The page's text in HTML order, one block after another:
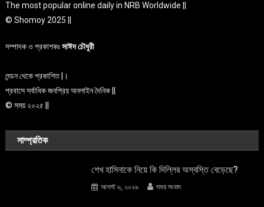
The most popular online daily in NRB Worldwide ||
© Shomoy 2025 ||
সম্পাদক ও প্রকাশকঃসাঈদ চৌধুরী
লন্ডন থেকে প্রকাশিত |।
প্রবাসে সর্বাধিক জনপ্রিয় অনলাইন দৈনিক ||
© সময় ২০২৫ ||
সাম্প্রতিক
শেখ হাসিনাকে নিয়ে কি দিল্লির অস্বস্তি বেড়েছে?
আগস্ট ৬, ২০২৬ সময় সংবাদ